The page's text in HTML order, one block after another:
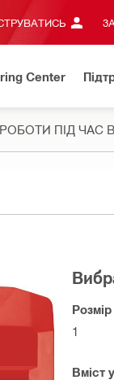
Center
РОБОТИ ПІД ЧАС
1
Вміст